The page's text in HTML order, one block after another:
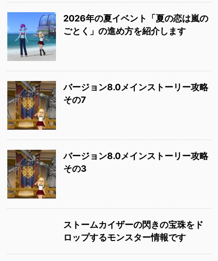
2026年の夏イベント「夏の恋は嵐の
ごとく」の進め方を紹介します
バージョン8.0メインストーリー攻略
その7
バージョン8.0メインストーリー攻略
その3
ストームカイザーの閃きの宝珠をド
ロップするモンスター情報です